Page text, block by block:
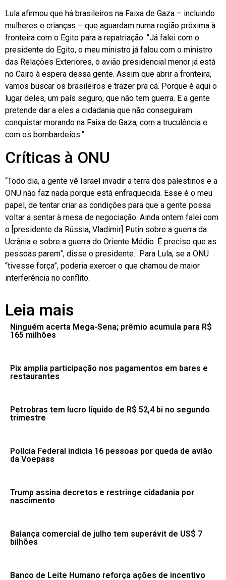
Lula afirmou que há brasileiros na Faixa de Gaza – incluindo
mulheres e crianças – que aguardam numa região próxima à
fronteira com o Egito para a repatriação. “Já falei com o
presidente do Egito, o meu ministro já falou com o ministro
das Relações Exteriores, o avião presidencial menor já está
no Cairo à espera dessa gente. Assim que abrir a fronteira,
vamos buscar os brasileiros e trazer pra cá. Porque é aqui o
lugar deles, um país seguro, que não tem guerra. E a gente
pretende dar a eles a cidadania que não conseguiram
conquistar morando na Faixa de Gaza, com a truculência e
com os bombardeios.”
Críticas à ONU
“Todo dia, a gente vê Israel invadir a terra dos palestinos e a
ONU não faz nada porque está enfraquecida. Esse é o meu
papel, de tentar criar as condições para que a gente possa
voltar a sentar à mesa de negociação. Ainda ontem falei com
o [presidente da Rússia, Vladimir] Putin sobre a guerra da
Ucrânia e sobre a guerra do Oriente Médio. É preciso que as
pessoas parem”, disse o presidente. Para Lula, se a ONU
“tivesse força”, poderia exercer o que chamou de maior
interferência no conflito.
Leia mais
Ninguém acerta Mega-Sena; prêmio acumula para R$
165 milhões
Pix amplia participação nos pagamentos em bares e
restaurantes
Petrobras tem lucro líquido de R$ 52,4 bi no segundo
trimestre
Polícia Federal indicia 16 pessoas por queda de avião
da Voepass
Trump assina decretos e restringe cidadania por
nascimento
Balança comercial de julho tem superávit de US$ 7
bilhões
Banco de Leite Humano reforça ações de incentivo